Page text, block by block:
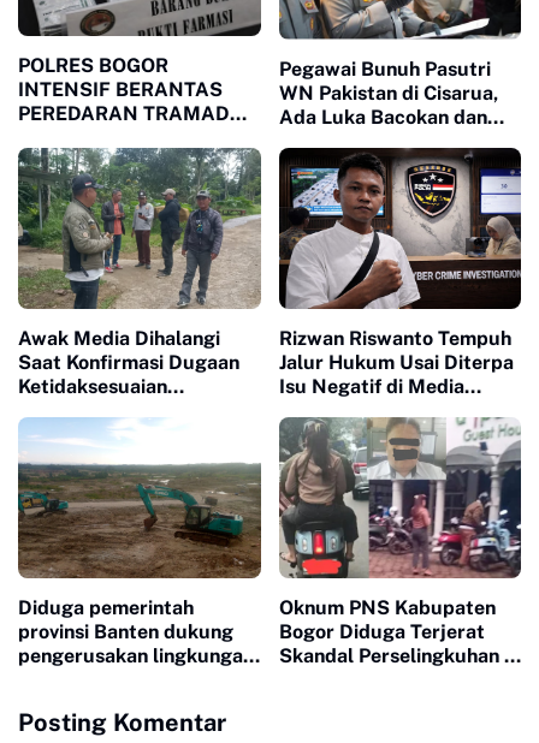
POLRES BOGOR
INTENSIF BERANTAS
PEREDARAN TRAMADOL
DITANGKAP DENGAN
RIBUAN BARANG BUKTI
Pegawai Bunuh Pasutri
WN Pakistan di Cisarua,
Ada Luka Bacokan dan
Awak Media Dihalangi
Saat Konfirmasi Dugaan
Ketidaksesuaian
Cisalada
Rizwan Riswanto Tempuh
Jalur Hukum Usai Diterpa
Isu Negatif di Media
di Mabes Polri
Diduga pemerintah
provinsi Banten dukung
pengerusakan lingkungan
Oknum PNS Kabupaten
Bogor Diduga Terjerat
Skandal Perselingkuhan di
Posting Komentar